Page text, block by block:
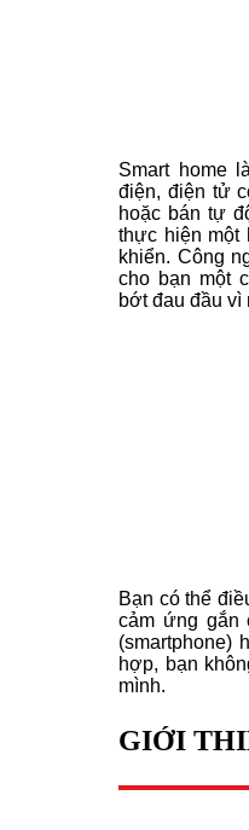
Smart home
điện, điện tử
hoặc bán tự
thực hiện một
khiển. Công
cho bạn một
bớt đau đầu vì
Bạn có thể
cảm ứng gắn
(smartphone)
hợp, bạn
mình.
GIỚI